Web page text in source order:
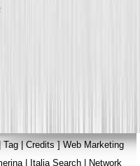
Tag|Credits]Web Marketing
| Italia Search Network